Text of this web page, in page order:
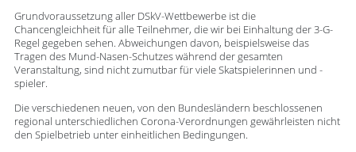
Grundvoraussetzung aller DSkV-Wettbewerbe ist die
Chancengleichheit für alle Teilnehmer, die wir bei Einhaltung der 3-G-
Regel gegeben sehen. Abweichungen davon, beispielsweise das
Tragen des Mund-Nasen-Schutzes während der gesamten
Veranstaltung, sind nicht zumutbar für viele Skatspielerinnen und -
spieler.
Die verschiedenen neuen, von den Bundesländern beschlossenen
regional unterschiedlichen Corona-Verordnungen gewährleisten nicht
den Spielbetrieb unter einheitlichen Bedingungen.